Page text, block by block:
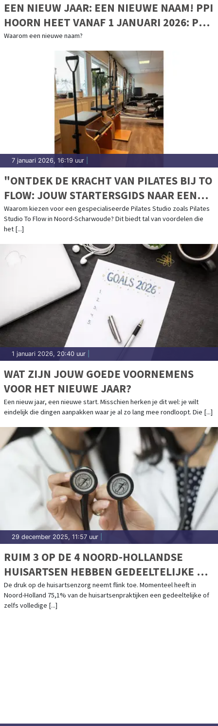
EEN NIEUW JAAR: EEN NIEUWE NAAM! PPI
HOORN HEET VANAF 1 JANUARI 2026: PPI
NOORD-HOLLAND
Waarom een nieuwe naam?
7 januari 2026, 16:19 uur
"ONTDEK DE KRACHT VAN PILATES BIJ TO
FLOW: JOUW STARTERSGIDS NAAR EEN
GEZONDER LEVEN"
Waarom kiezen voor een gespecialiseerde Pilates Studio zoals Pilates
Studio To Flow in Noord-Scharwoude? Dit biedt tal van voordelen die
het [...]
1 januari 2026, 20:40 uur
WAT ZIJN JOUW GOEDE VOORNEMENS
VOOR HET NIEUWE JAAR?
Een nieuw jaar, een nieuwe start. Misschien herken je dit wel: je wilt
eindelijk die dingen aanpakken waar je al zo lang mee rondloopt. Die [...]
29 december 2025, 11:57 uur
RUIM 3 OP DE 4 NOORD-HOLLANDSE
HUISARTSEN HEBBEN GEDEELTELIJKE OF
VOLLEDIGE PATIËNTENSTOP
De druk op de huisartsenzorg neemt flink toe. Momenteel heeft in
Noord-Holland 75,1% van de huisartsenpraktijken een gedeeltelijke of
zelfs volledige [...]